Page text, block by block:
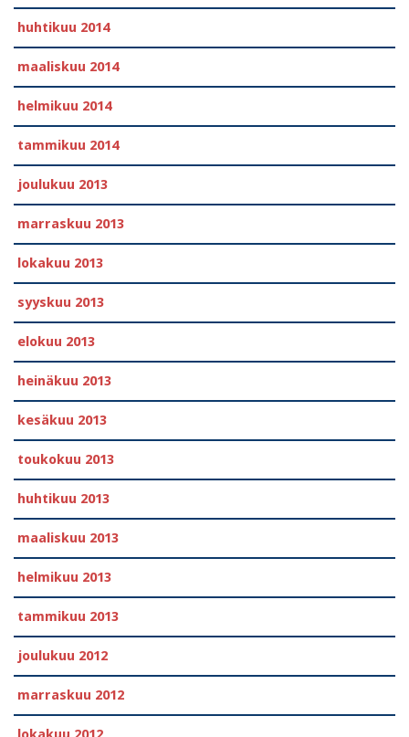
huhtikuu 2014
maaliskuu 2014
helmikuu 2014
tammikuu 2014
joulukuu 2013
marraskuu 2013
lokakuu 2013
syyskuu 2013
elokuu 2013
heinäkuu 2013
kesäkuu 2013
toukokuu 2013
huhtikuu 2013
maaliskuu 2013
helmikuu 2013
tammikuu 2013
joulukuu 2012
marraskuu 2012